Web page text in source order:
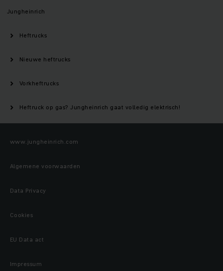
Jungheinrich
Heftrucks
Nieuwe heftrucks
Vorkheftrucks
Heftruck op gas? Jungheinrich gaat volledig elektrisch!
www.jungheinrich.com
Algemene voorwaarden
Data Privacy
Cookies
EU Data act
Impressum